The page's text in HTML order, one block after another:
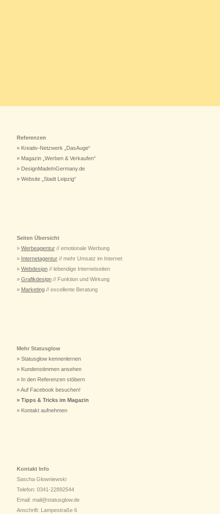
Referenzen
» Kreativ-Netzwerk „DasAuge“
» Magazin „Werben & Verkaufen“
» DesignMadeInGermany.de
» Website „Stadt Leipzig“
Seiten Übersicht
» Werbeagentur// emotionale Werbung
» Internetagentur// mehr Umsatz im Internet
» Webdesign// lebendige Internetseiten
» Grafikdesign// Funktion und Wirkung
» Marketing// excellente Beratung
Mehr Statusglow
» Statusglow kennenlernen
» Kundenstimmen ansehen
» In den Referenzen stöbern
» Auf Facebook besuchen!
» Tipps & Tricks im Magazin
» Kontakt aufnehmen
Kontakt Info
Sascha Glowniewski
Telefon: 0341-22892544
Email: mail@statusglow.de
Anschrift: Lampestraße 6